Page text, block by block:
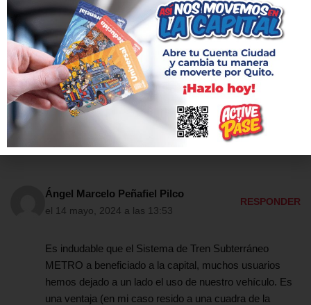
Metro de Quito sí recibe
mantenimiento enfatiza Pabel
Muñoz
Metro de Quito superó los 25
millones de viajes
1 comentario en «Abril marca récord de viajes
diarios en 2024»
Ángel Marcelo Peñafiel Pilco
el 14 mayo, 2024 a las 13:53
RESPONDER
Es indudable que el Sistema de Tren Subterráneo
METRO a beneficiado a la capital, muchos usuarios
hemos dejado a un lado el uso de nuestro vehículo. Es
una ventaja (en mi caso resido a una cuadra de la